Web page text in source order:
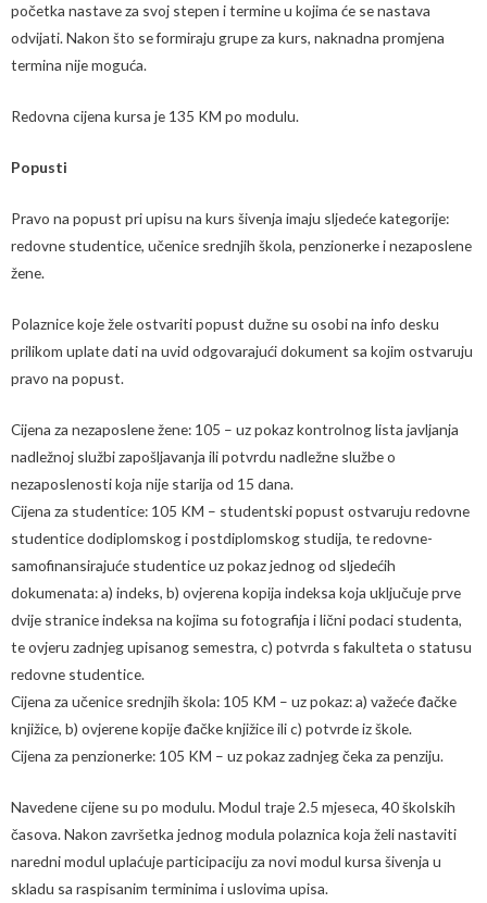
početka nastave za svoj stepen i termine u kojima će se nastava
odvijati. Nakon što se formiraju grupe za kurs, naknadna promjena
termina nije moguća.
Redovna cijena kursa je 135 KM po modulu.
Popusti
Pravo na popust pri upisu na kurs šivenja imaju sljedeće kategorije:
redovne studentice, učenice srednjih škola, penzionerke i nezaposlene
žene.
Polaznice koje žele ostvariti popust dužne su osobi na info desku
prilikom uplate dati na uvid odgovarajući dokument sa kojim ostvaruju
pravo na popust.
Cijena za nezaposlene žene: 105 – uz pokaz kontrolnog lista javljanja
nadležnoj službi zapošljavanja ili potvrdu nadležne službe o
nezaposlenosti koja nije starija od 15 dana.
Cijena za studentice: 105 KM – studentski popust ostvaruju redovne
studentice dodiplomskog i postdiplomskog studija, te redovne-
samofinansirajuće studentice uz pokaz jednog od sljedećih
dokumenata: a) indeks, b) ovjerena kopija indeksa koja uključuje prve
dvije stranice indeksa na kojima su fotografija i lični podaci studenta,
te ovjeru zadnjeg upisanog semestra, c) potvrda s fakulteta o statusu
redovne studentice.
Cijena za učenice srednjih škola: 105 KM – uz pokaz: a) važeće đačke
knjižice, b) ovjerene kopije đačke knjižice ili c) potvrde iz škole.
Cijena za penzionerke: 105 KM – uz pokaz zadnjeg čeka za penziju.
Navedene cijene su po modulu. Modul traje 2.5 mjeseca, 40 školskih
časova. Nakon završetka jednog modula polaznica koja želi nastaviti
naredni modul uplaćuje participaciju za novi modul kursa šivenja u
skladu sa raspisanim terminima i uslovima upisa.